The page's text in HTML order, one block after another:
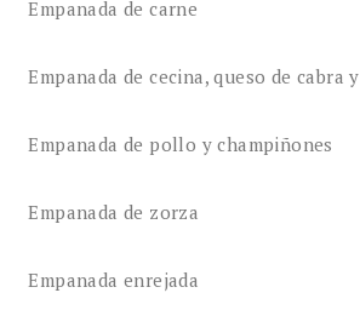
Empanada de carne
Empanada de cecina, queso de cabra
Empanada de pollo y champiñones
Empanada de zorza
Empanada enrejada